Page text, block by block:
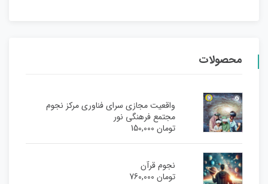
محصولات
واقعیت مجازی سرای فناوری مرکز نجوم
مجتمع فرهنگی نور
تومان150,000
نجوم قرآن
تومان760,000